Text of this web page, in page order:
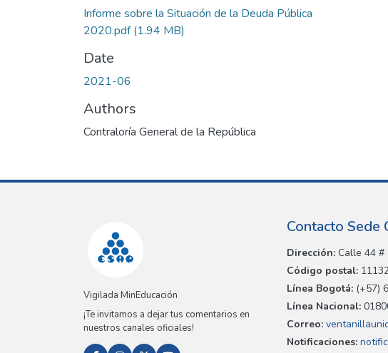
Informe sobre la Situación de la Deuda Pública
2020.pdf(1.94 MB)
Date
2021-06
Authors
Contraloría General de la República
Vigilada MinEducación
¡Te invitamos a dejar tus comentarios en
nuestros canales oficiales!
Contacto Sede
Dirección: Calle 44 #
Código postal:
Línea Bogotá: (+57)
Línea Nacional:
Correo:
Notificaciones: